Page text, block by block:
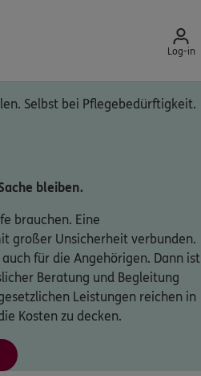
Log-in
Selbst bei Pflegebedürftigkeit.
bleiben.
brauchen. Eine
großer Unsicherheit verbunden.
für die Angehörigen. Dann ist
Beratung und Begleitung
Leistungen reichen in
Kosten zu decken.